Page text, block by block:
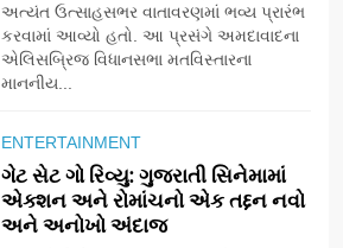
અત્યંત ઉત્સાહસભર વાતાવરણમાં ભવ્ય પ્રારંભ
કરવામાં આવ્યો હતો. આ પ્રસંગે અમદાવાદના
એલિસબ્રિજ વિધાનસભા મતવિસ્તારના
માનનીય...
ENTERTAINMENT
ગેટ સેટ ગો રિવ્યુ: ગુજરાતી સિનેમામાં
એક્શન અને રોમાંચનો એક તદ્દન નવો
અને અનોખો અંદાજ
તૈયાર કરતાં: ટીમલીઝ સ્કિલ્સ
યુનિવર્સિટીએ 65 સ્નાતકોને ડિગ્રી
એનાયત કરી
EDUCATION